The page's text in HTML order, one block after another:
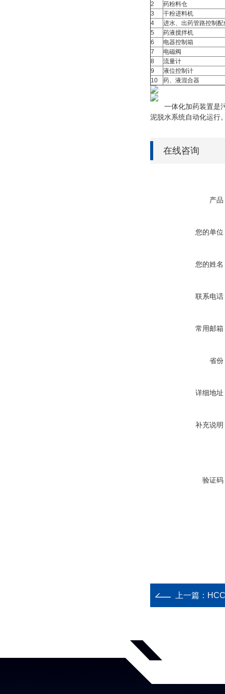
2
药粉料仓
3
干粉进料机
4
进水、出药管路控制配
5
药液搅拌机
6
电器控制箱
7
电磁阀
8
流量计
9
液位控制计
10
药、液混合器
一体化加药装置是污
泥脱水系统自动化运行
在线咨询
产品
您的单位
您的姓名
联系电话
常用邮箱
省份
详细地址
补充说明
验证码
上一篇：